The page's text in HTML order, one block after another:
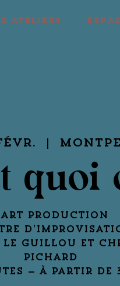
ATELIERS
quoi
Production
Le Guillou et
Pichard